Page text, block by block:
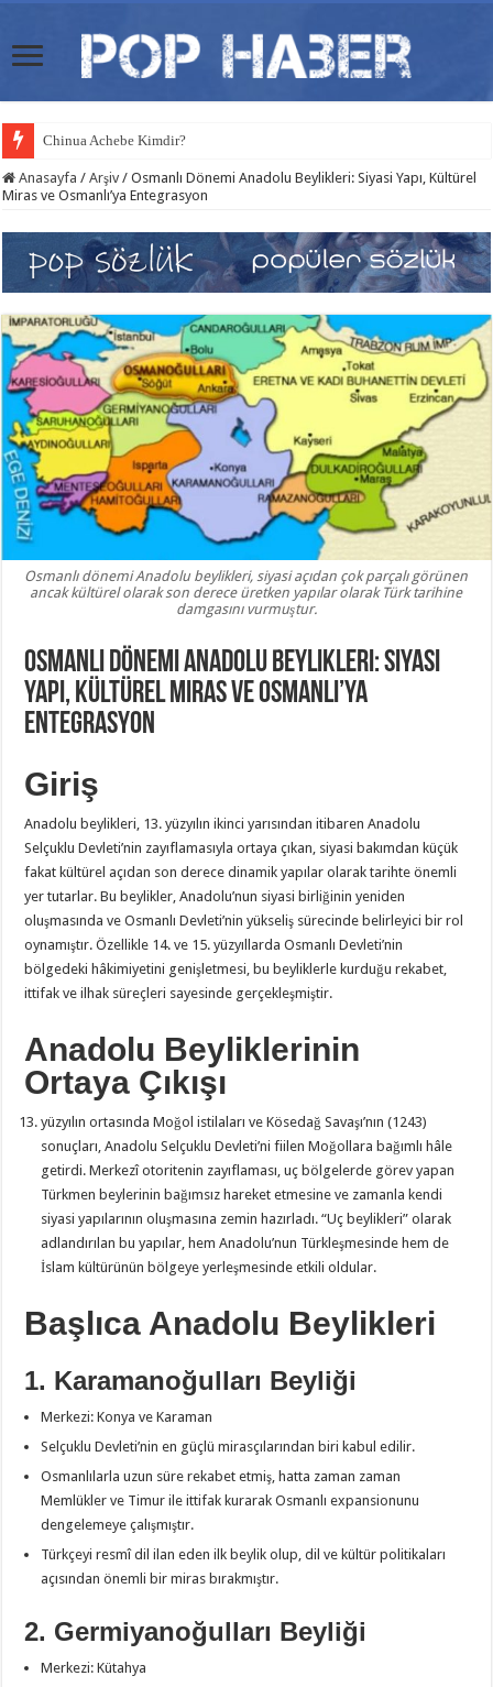
Chinua Achebe Kimdir?
Anasayfa / Arşiv / Osmanlı Dönemi Anadolu Beylikleri: Siyasi Yapı, Kültürel
Miras ve Osmanlı’ya Entegrasyon
Osmanlı dönemi Anadolu beylikleri, siyasi açıdan çok parçalı görünen
ancak kültürel olarak son derece üretken yapılar olarak Türk tarihine
damgasını vurmuştur.
Osmanlı Dönemi Anadolu Beylikleri: Siyasi
Yapı, Kültürel Miras ve Osmanlı’ya
Entegrasyon
Giriş
Anadolu beylikleri, 13. yüzyılın ikinci yarısından itibaren Anadolu
Selçuklu Devleti’nin zayıflamasıyla ortaya çıkan, siyasi bakımdan küçük
fakat kültürel açıdan son derece dinamik yapılar olarak tarihte önemli
yer tutarlar. Bu beylikler, Anadolu’nun siyasi birliğinin yeniden
oluşmasında ve Osmanlı Devleti’nin yükseliş sürecinde belirleyici bir rol
oynamıştır. Özellikle 14. ve 15. yüzyıllarda Osmanlı Devleti’nin
bölgedeki hâkimiyetini genişletmesi, bu beyliklerle kurduğu rekabet,
ittifak ve ilhak süreçleri sayesinde gerçekleşmiştir.
Anadolu Beyliklerinin
Ortaya Çıkışı
yüzyılın ortasında Moğol istilaları ve Kösedağ Savaşı’nın (1243)
sonuçları, Anadolu Selçuklu Devleti’ni fiilen Moğollara bağımlı hâle
getirdi. Merkezî otoritenin zayıflaması, uç bölgelerde görev yapan
Türkmen beylerinin bağımsız hareket etmesine ve zamanla kendi
siyasi yapılarının oluşmasına zemin hazırladı. “Uç beylikleri” olarak
adlandırılan bu yapılar, hem Anadolu’nun Türkleşmesinde hem de
İslam kültürünün bölgeye yerleşmesinde etkili oldular.
Başlıca Anadolu Beylikleri
1. Karamanoğulları Beyliği
Merkezi: Konya ve Karaman
Selçuklu Devleti’nin en güçlü mirasçılarından biri kabul edilir.
Osmanlılarla uzun süre rekabet etmiş, hatta zaman zaman
Memlükler ve Timur ile ittifak kurarak Osmanlı expansionunu
dengelemeye çalışmıştır.
Türkçeyi resmî dil ilan eden ilk beylik olup, dil ve kültür politikaları
açısından önemli bir miras bırakmıştır.
2. Germiyanoğulları Beyliği
Merkezi: Kütahya